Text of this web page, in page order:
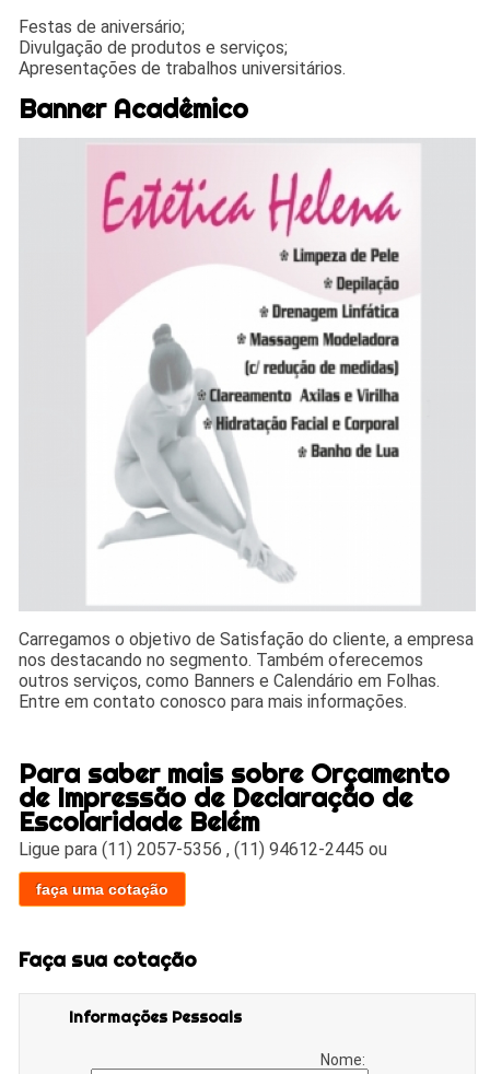
Festas de aniversário;
Divulgação de produtos e serviços;
Apresentações de trabalhos universitários.
Banner Acadêmico
Carregamos o objetivo de Satisfação do cliente, a empresa
nos destacando no segmento. Também oferecemos
outros serviços, como Banners e Calendário em Folhas.
Entre em contato conosco para mais informações.
Para saber mais sobre Orçamento
de Impressão de Declaração de
Escolaridade Belém
Ligue para(11) 2057-5356 ,(11) 94612-2445 ou
faça uma cotação
Faça sua cotação
Informações Pessoais
Nome: